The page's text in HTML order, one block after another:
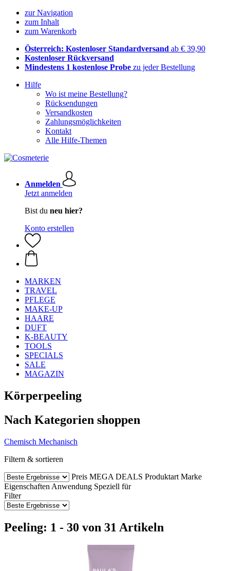
zur Navigation
zum Inhalt
zum Warenkorb
Österreich: Kostenloser Standardversand ab € 39,90
Kostenloser Rückversand
Mindestens 1 kostenlose Probe zu jeder Bestellung
Hilfe
Wo ist meine Bestellung?
Rücksendungen
Versandkosten
Zahlungsmöglichkeiten
Kontakt
Alle Hilfe-Themen
Anmelden
Jetzt anmelden
Bist du neu hier?
Konto erstellen
MARKEN
TRAVEL
PFLEGE
MAKE-UP
HAARE
DUFT
K-BEAUTY
TOOLS
SPECIALS
SALE
MAGAZIN
Körperpeeling
Nach Kategorien shoppen
Chemisch Mechanisch
Filtern & sortieren
Preis MEGA DEALS Produktart Marke
Eigenschaften Anwendung Speziell für
Filter
Peeling: 1 - 30 von 31 Artikeln